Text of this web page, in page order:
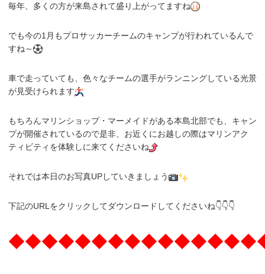
毎年、多くの方が来島されて盛り上がってますね
でも今の1月もプロサッカーチームのキャンプが行われているんで
すね～
車で走っていても、色々なチームの選手がランニングしている光景
が見受けられます
もちろんマリンショップ・マーメイドがある本島北部でも、キャン
プが開催されているので是非、お近くにお越しの際はマリンアク
ティビティを体験しに来てくださいね
それでは本日のお写真UPしていきましょう
下記のURLをクリックしてダウンロードしてくださいね👇👇👇